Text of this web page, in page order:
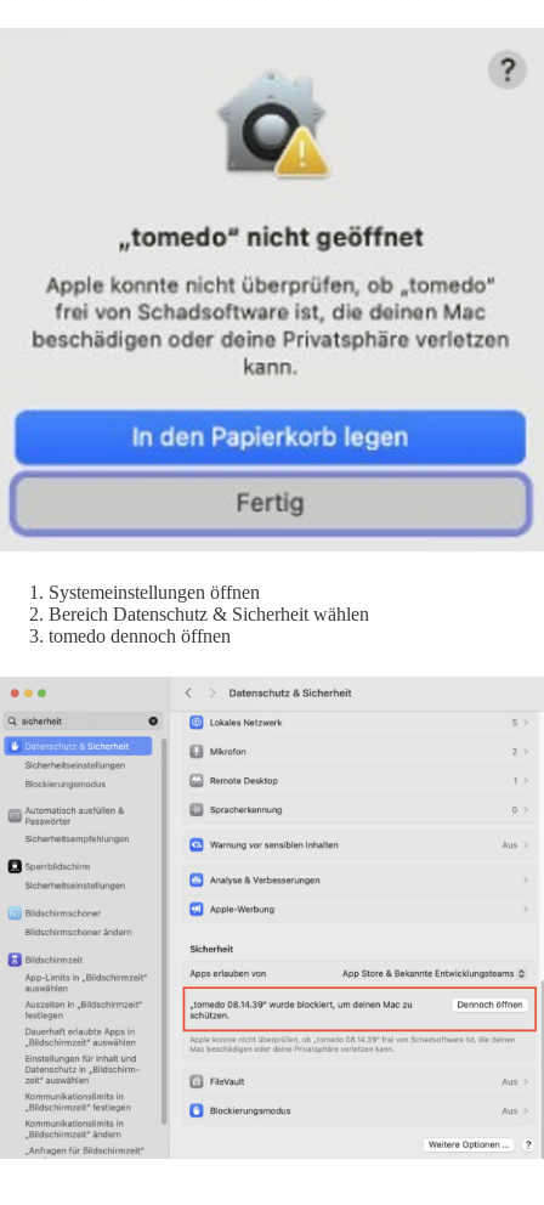
Systemeinstellungen öffnen
Bereich Datenschutz & Sicherheit wählen
tomedo dennoch öffnen